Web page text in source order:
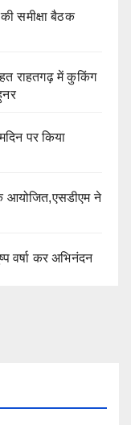
की समीक्षा बैठक
राहतगढ़ में कुकिंग
पर किया
आयोजित,एसडीएम ने
वर्षा कर अभिनंदन